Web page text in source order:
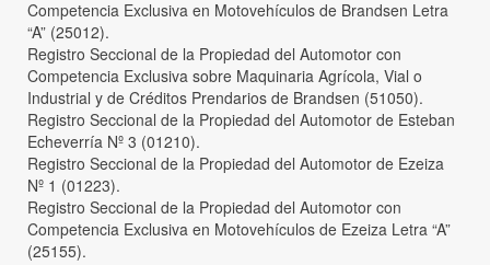
Competencia Exclusiva en Motovehículos de Brandsen Letra
“A” (25012).
Registro Seccional de la Propiedad del Automotor con
Competencia Exclusiva sobre Maquinaria Agrícola, Vial o
Industrial y de Créditos Prendarios de Brandsen (51050).
Registro Seccional de la Propiedad del Automotor de Esteban
Echeverría Nº 3 (01210).
Registro Seccional de la Propiedad del Automotor de Ezeiza
Nº 1 (01223).
Registro Seccional de la Propiedad del Automotor con
Competencia Exclusiva en Motovehículos de Ezeiza Letra “A”
(25155).